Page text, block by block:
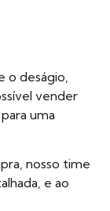
deságio,
vender
uma
nosso time
e ao